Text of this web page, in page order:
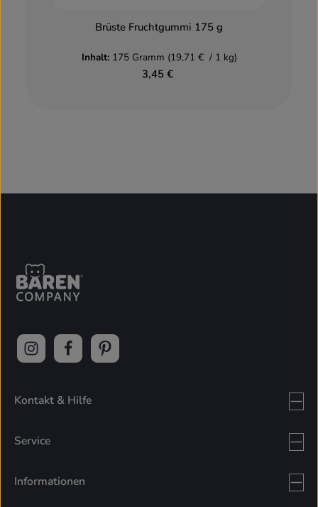
Brüste Fruchtgummi 175 g
Inhalt: 175 Gramm (19,71 € / 1 kg)
3,45 €
Kontakt & Hilfe
Service
Informationen